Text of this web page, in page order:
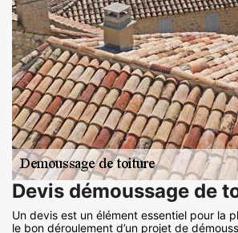
Devis démoussage de
Un devis est un élément essentiel pour la
le bon déroulement d’un projet de